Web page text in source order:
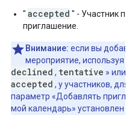
,
,
" accepted " - Участник
приглашение.
Внимание: если вы
мероприятие, используя
declined , tentative » или
accepted , у участников, для
параметр «Добавлять
мой календарь» установлен